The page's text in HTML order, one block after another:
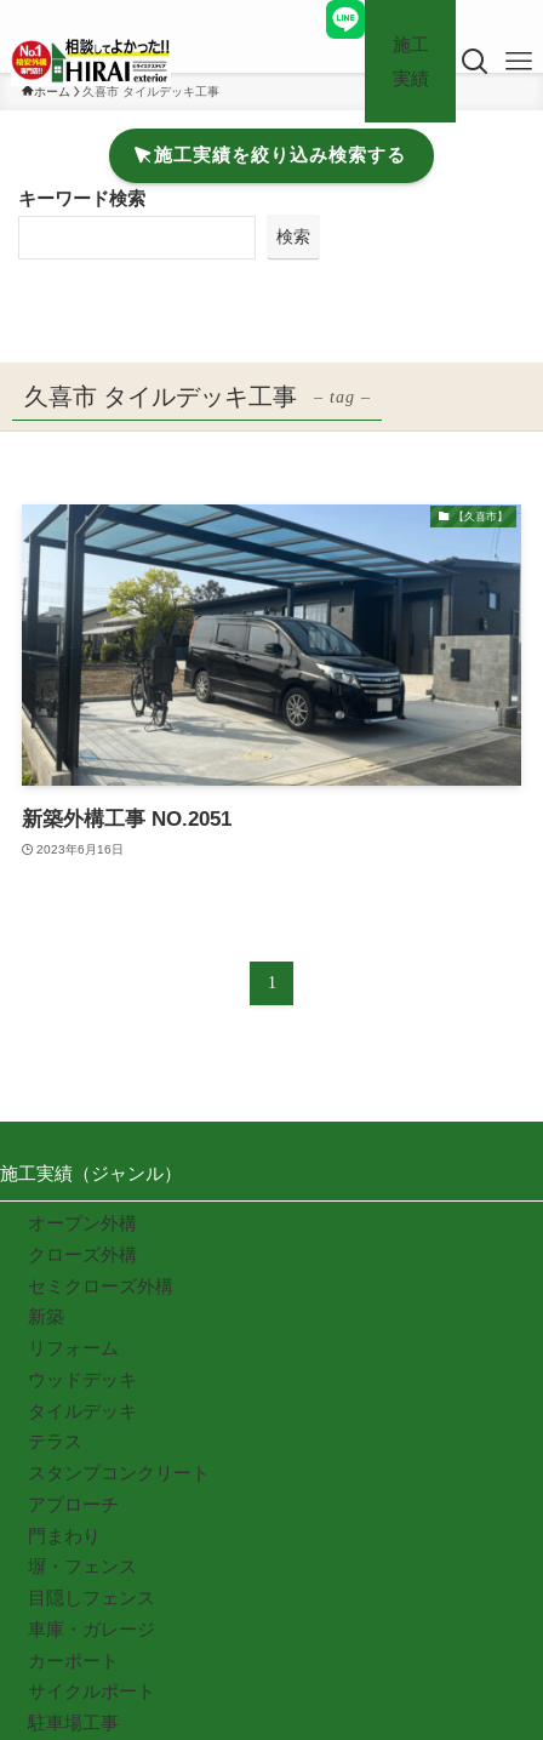
施工
実績
ホーム 久喜市 タイルデッキ工事
施工実績を絞り込み検索する
キーワード検索
検索
久喜市 タイルデッキ工事 – tag –
【久喜市】
新築外構工事 NO.2051
2023年6月16日
1
施工実績（ジャンル）
オープン外構
クローズ外構
セミクローズ外構
新築
リフォーム
ウッドデッキ
タイルデッキ
テラス
スタンプコンクリート
アプローチ
門まわり
塀・フェンス
目隠しフェンス
車庫・ガレージ
カーポート
サイクルポート
駐車場工事